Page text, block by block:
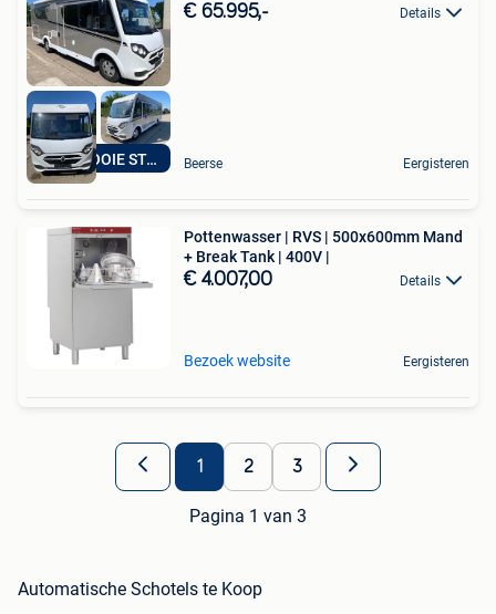
ZEER MOOIE STAAT
€ 65.995,- Details
Beerse Eergisteren
Pottenwasser | RVS | 500x600mm Mand
+ Break Tank | 400V |
€ 4.007,00 Details
Bezoek website Eergisteren
1 2 3
Pagina 1 van 3
Automatische Schotels te Koop